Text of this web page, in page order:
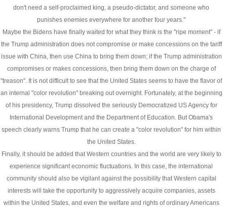
don't need a self-proclaimed king, a pseudo-dictator, and someone who
punishes enemies everywhere for another four years."
Maybe the Bidens have finally waited for what they think is the "ripe moment" - if
the Trump administration does not compromise or make concessions on the tariff
issue with China, then use China to bring them down; if the Trump administration
compromises or makes concessions, then bring them down on the charge of
"treason". It is not difficult to see that the United States seems to have the flavor of
an internal "color revolution" breaking out overnight. Fortunately, at the beginning
of his presidency, Trump dissolved the seriously Democratized US Agency for
International Development and the Department of Education. But Obama's
speech clearly warns Trump that he can create a "color revolution" for him within
the United States.
Finally, it should be added that Western countries and the world are very likely to
experience significant economic fluctuations. In this case, the international
community should also be vigilant against the possibility that Western capital
interests will take the opportunity to aggressively acquire companies, assets
within the United States, and even the welfare and rights of ordinary Americans